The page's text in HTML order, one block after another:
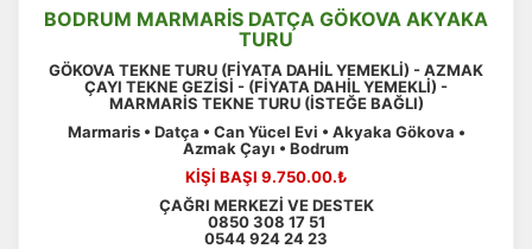
BODRUM MARMARİS DATÇA GÖKOVA AKYAKA
TURU
GÖKOVA TEKNE TURU (FİYATA DAHİL YEMEKLİ) - AZMAK
ÇAYI TEKNE GEZİSİ - (FİYATA DAHİL YEMEKLİ) -
MARMARİS TEKNE TURU (İSTEĞE BAĞLI)
Marmaris • Datça • Can Yücel Evi • Akyaka Gökova •
Azmak Çayı • Bodrum
KİŞİ BAŞI 9.750.00.₺
ÇAĞRI MERKEZİ VE DESTEK
0850 308 17 51
0544 924 24 23